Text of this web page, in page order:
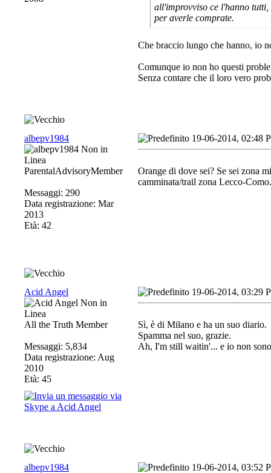
all'improvviso ce l'hanno tutti,
per averle comprate.
Che braccio lungo che hanno, io
Comunque io non ho questi
Senza contare che il loro vero
albepv1984
ParentalAdvisoryMember
Messaggi: 290
Data registrazione: Mar
2013
Età: 42
19-06-2014, 02:48
Orange di dove sei? Se sei zona
camminata/trail zona Lecco-Como.
Acid Angel
All the Truth Member
Messaggi: 5,834
Data registrazione: Aug
2010
Età: 45
19-06-2014, 03:29
Sì, è di Milano e ha un suo diario.
Spamma nel suo, grazie.
Ah, I'm still waitin'... e io non
albepv1984 19-06-2014, 03:52